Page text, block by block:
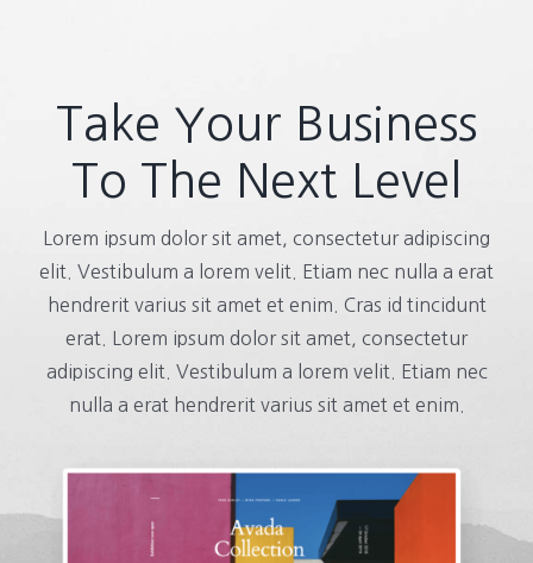
Take Your Business
To The Next Level
Lorem ipsum dolor sit amet, consectetur adipiscing
elit. Vestibulum a lorem velit. Etiam nec nulla a erat
hendrerit varius sit amet et enim. Cras id tincidunt
erat. Lorem ipsum dolor sit amet, consectetur
adipiscing elit. Vestibulum a lorem velit. Etiam nec
nulla a erat hendrerit varius sit amet et enim.